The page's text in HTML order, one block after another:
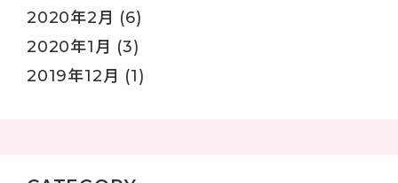
2020年2月 (6)
2020年1月 (3)
2019年12月 (1)